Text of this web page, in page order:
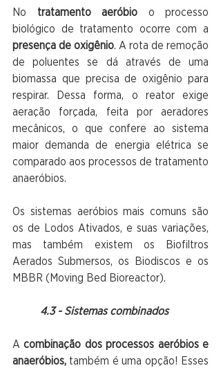
No tratamento aeróbio o processo
presença de oxigênio. A rota de remoção
de poluentes se dá através de uma
biomassa que precisa de oxigênio para
respirar. Dessa forma, o reator exige
aeração forçada, feita por aeradores
mecânicos, o que confere ao sistema
maior demanda de energia elétrica se
comparado aos processos de tratamento
anaeróbios.
Os sistemas aeróbios mais comuns são
os de Lodos Ativados, e suas variações,
mas também existem os Biofiltros
Aerados Submersos, os Biodiscos e os
MBBR (Moving Bed Bioreactor).
4.3 - Sistemas combinados
A combinação dos processos aeróbios e
anaeróbios, também é uma opção! Esses